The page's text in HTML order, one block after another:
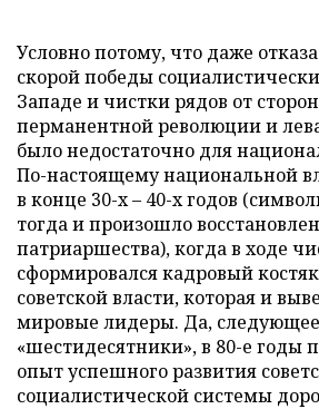
Условно потому, что даже
скорой победы
Западе и чистки рядов от
перманентной революции и
было недостаточно для
По-настоящему национальной
в конце 30-х – 40-х годов
тогда и произошло
патриаршества), когда в ходе
сформировался кадровый
советской власти, которая и
мировые лидеры. Да,
«шестидесятники», в 80-е годы
опыт успешного развития
социалистической системы